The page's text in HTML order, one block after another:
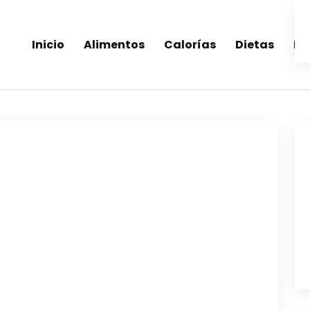
Inicio Alimentos Calorías Dietas